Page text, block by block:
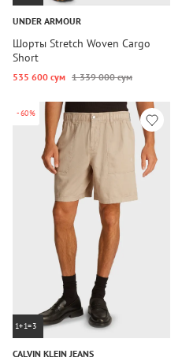
UNDER ARMOUR
Шорты Stretch Woven Cargo
Short
535 600 сум 1 339 000 сум
-60%
1+1=3
CALVIN KLEIN JEANS